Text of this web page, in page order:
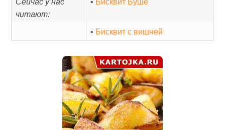
Сейчас у нас
читают:
• Бисквит Буше
• Бисквит с вишней